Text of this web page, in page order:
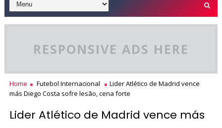
RESPONSIVE ADS HERE
Home Futebol Internacional
Lider Atlético de Madrid vence
más Diego Costa sofre lesão, cena forte
Lider Atlético de Madrid vence más